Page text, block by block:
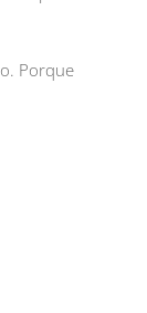
Porque